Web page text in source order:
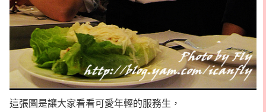
這張圖是讓大家看看可愛年輕的服務生，